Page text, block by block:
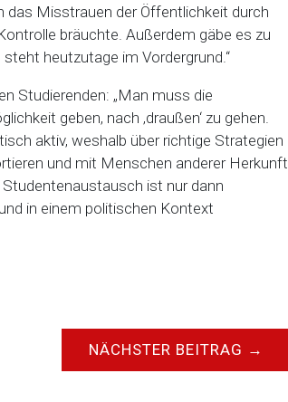
das Misstrauen der Öffentlichkeit durch
bräuchte. Außerdem gäbe es zu
steht heutzutage im Vordergrund.“
Studierenden: „Man muss die
geben, nach ‚draußen‘ zu gehen.
aktiv, weshalb über richtige Strategien
und mit Menschen anderer Herkunft
ist nur dann
in einem politischen Kontext
NÄCHSTER BEITRAG →